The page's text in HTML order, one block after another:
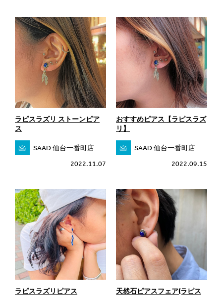
ラピスラズリ ストーンピア
ス
SAAD 仙台一番町店
2022.11.07
おすすめピアス【ラピスラズ
リ】
SAAD 仙台一番町店
2022.09.15
ラピスラズリピアス
天然石ピアスフェア(ラピス